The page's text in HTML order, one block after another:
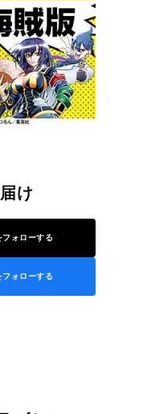
け
ォローする
ォローする